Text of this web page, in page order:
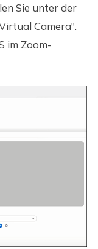
Sie unter der
Camera".
im Zoom-